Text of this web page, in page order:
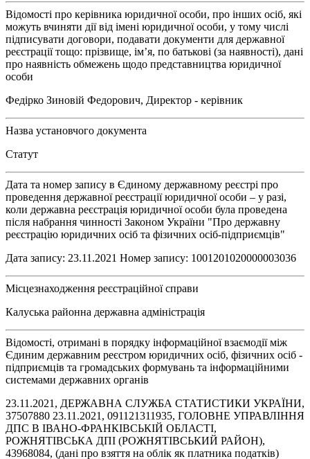
Відомості про керівника юридичної особи, про інших осіб, які
можуть вчиняти дії від імені юридичної особи, у тому числі
підписувати договори, подавати документи для державної
реєстрації тощо: прізвище, ім’я, по батькові (за наявності), дані
про наявність обмежень щодо представництва юридичної
особи
Федірко Зиновій Федорович, Директор - керівник
Назва установчого документа
Статут
Дата та номер запису в Єдиному державному реєстрі про
проведення державної реєстрації юридичної особи – у разі,
коли державна реєстрація юридичної особи була проведена
після набрання чинності Законом України "Про державну
реєстрацію юридичних осіб та фізичних осіб-підприємців"
Дата запису: 23.11.2021 Номер запису: 1001201020000003036
Місцезнаходження реєстраційної справи
Калуська районна державна адміністрація
Відомості, отримані в порядку інформаційної взаємодії між
Єдиним державним реєстром юридичних осіб, фізичних осіб -
підприємців та громадських формувань та інформаційними
системами державних органів
23.11.2021, ДЕРЖАВНА СЛУЖБА СТАТИСТИКИ УКРАЇНИ,
37507880 23.11.2021, 091121311935, ГОЛОВНЕ УПРАВЛІННЯ
ДПС В ІВАНО-ФРАНКІВСЬКІЙ ОБЛАСТІ,
РОЖНЯТІВСЬКА ДПІ (РОЖНЯТІВСЬКИЙ РАЙОН),
43968084, (дані про взяття на облік як платника податків)